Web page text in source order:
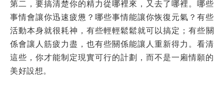
第二，要搞清楚你的精力從哪裡來，又去了哪裡。哪些
事情會讓你迅速疲憊？哪些事情能讓你恢復元氣？有些
活動本身就很耗神，有些輕輕鬆鬆就可以搞定；有些關
係會讓人筋疲力盡，也有些關係能讓人重新得力。看清
這些，你才能制定現實可行的計劃，而不是一廂情願的
美好設想。